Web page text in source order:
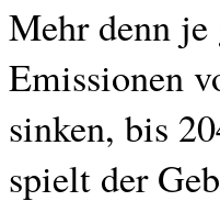
Mehr denn
Emissionen
sinken, bis
spielt der